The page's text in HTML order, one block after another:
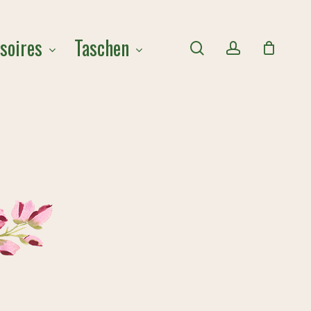
Taschen searchaccount
Cart